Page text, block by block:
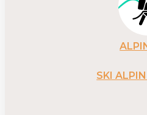
SKI